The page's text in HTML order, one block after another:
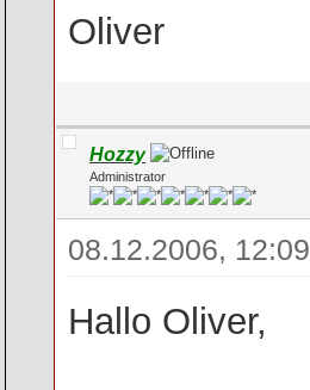
Oliver
Hozzy
Administrator
08.12.2006, 12:09
Hallo Oliver,